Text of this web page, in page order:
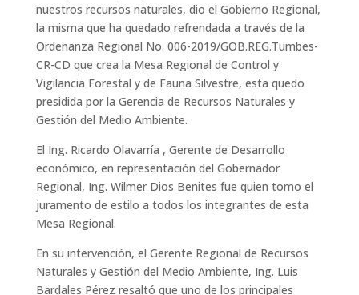
nuestros recursos naturales, dio el Gobierno Regional,
la misma que ha quedado refrendada a través de la
Ordenanza Regional No. 006-2019/GOB.REG.Tumbes-
CR-CD que crea la Mesa Regional de Control y
Vigilancia Forestal y de Fauna Silvestre, esta quedo
presidida por la Gerencia de Recursos Naturales y
Gestión del Medio Ambiente.
El Ing. Ricardo Olavarría , Gerente de Desarrollo
económico, en representación del Gobernador
Regional, Ing. Wilmer Dios Benites fue quien tomo el
juramento de estilo a todos los integrantes de esta
Mesa Regional.
En su intervención, el Gerente Regional de Recursos
Naturales y Gestión del Medio Ambiente, Ing. Luis
Bardales Pérez resaltó que uno de los principales